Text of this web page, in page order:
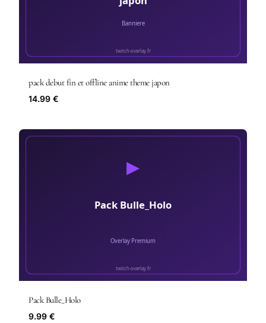
pack debut fin et offline anime theme japon
14.99 €
Pack Bulle_Holo
9.99 €